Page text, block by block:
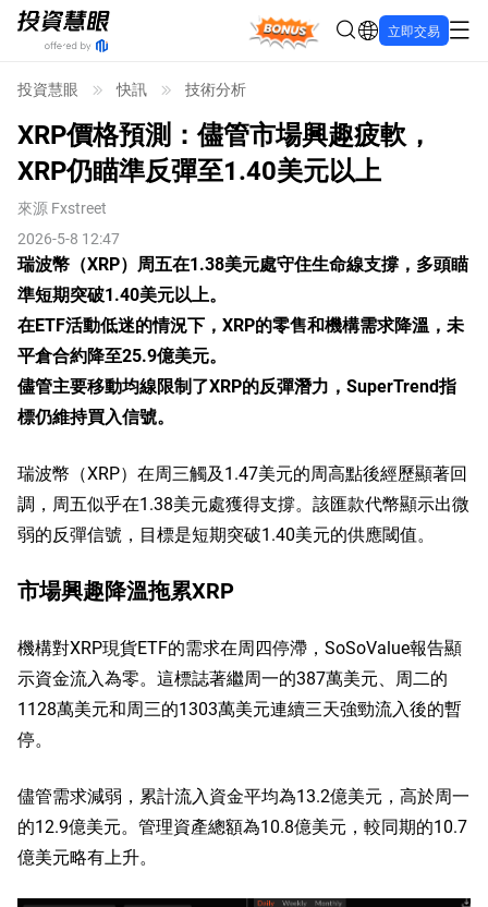
Bonus 立即交易
投資慧眼 快訊 技術分析
XRP價格預測：儘管市場興趣疲軟，
XRP仍瞄準反彈至1.40美元以上
來源 Fxstreet
2026-5-8 12:47
瑞波幣（XRP）周五在1.38美元處守住生命線支撐，多頭瞄
準短期突破1.40美元以上。
在ETF活動低迷的情況下，XRP的零售和機構需求降溫，未
平倉合約降至25.9億美元。
儘管主要移動均線限制了XRP的反彈潛力，SuperTrend指
標仍維持買入信號。
瑞波幣（XRP）在周三觸及1.47美元的周高點後經歷顯著回
調，周五似乎在1.38美元處獲得支撐。該匯款代幣顯示出微
弱的反彈信號，目標是短期突破1.40美元的供應閾值。
市場興趣降溫拖累XRP
機構對XRP現貨ETF的需求在周四停滯，SoSoValue報告顯
示資金流入為零。這標誌著繼周一的387萬美元、周二的
1128萬美元和周三的1303萬美元連續三天強勁流入後的暫
停。
儘管需求減弱，累計流入資金平均為13.2億美元，高於周一
的12.9億美元。管理資產總額為10.8億美元，較同期的10.7
億美元略有上升。